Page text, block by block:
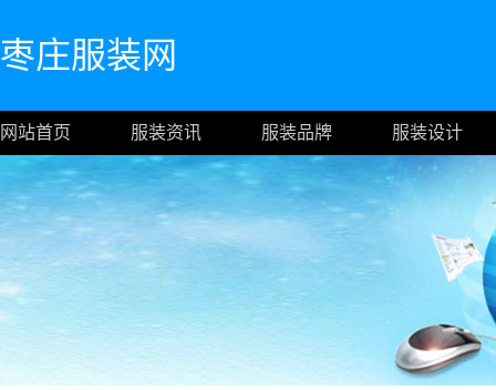
枣庄服装网
网站首页 服装资讯 服装品牌 服装设计